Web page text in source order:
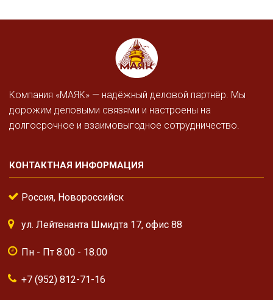
Компания «МАЯК» — надёжный деловой партнёр. Мы
дорожим деловыми связями и настроены на
долгосрочное и взаимовыгодное сотрудничество.
КОНТАКТНАЯ ИНФОРМАЦИЯ
Россия, Новороссийск
ул. Лейтенанта Шмидта 17, офис 88
Пн - Пт 8.00 - 18.00
+7 (952) 812-71-16